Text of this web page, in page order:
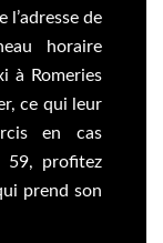
de
horaire
à Romeries
ce qui leur
en cas
59, profitez
prend son